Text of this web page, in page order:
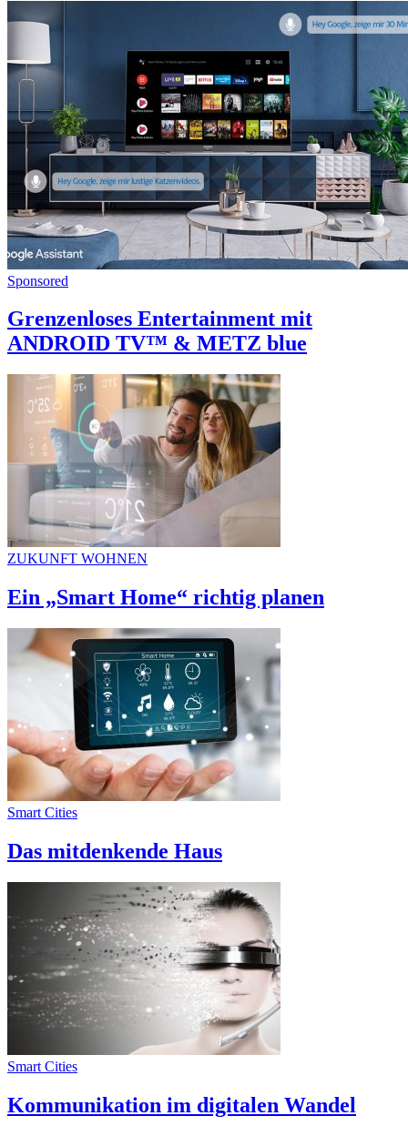
Sponsored
Grenzenloses Entertainment mit
ANDROID TV™ & METZ blue
ZUKUNFT WOHNEN
Ein „Smart Home“ richtig planen
Smart Cities
Das mitdenkende Haus
Smart Cities
Kommunikation im digitalen Wandel